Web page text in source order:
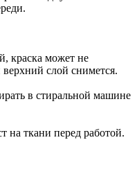
краска может не
верхний слой снимется.
в стиральной машине
на ткани перед работой.